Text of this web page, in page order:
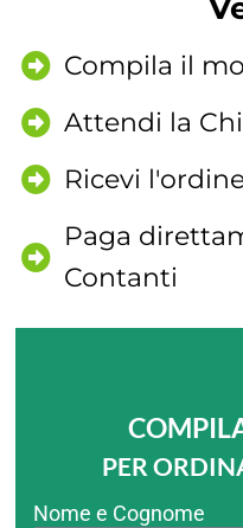
Compila il
Attendi la
Ricevi
Paga
Contanti
PER
Nome e Cognome